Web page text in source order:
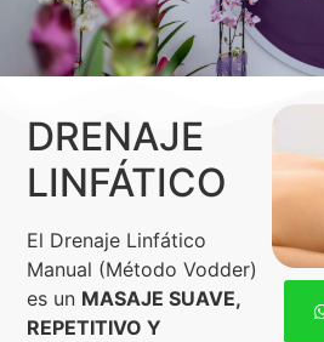
DRENAJE
LINFÁTICO
El Drenaje Linfático
Manual (Método Vodder)
es un MASAJE SUAVE,
REPETITIVO Y